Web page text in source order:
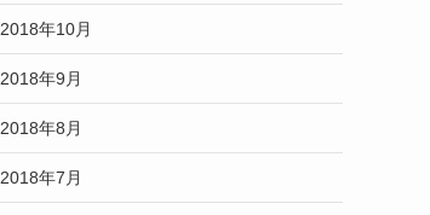
2018年10月
2018年9月
2018年8月
2018年7月